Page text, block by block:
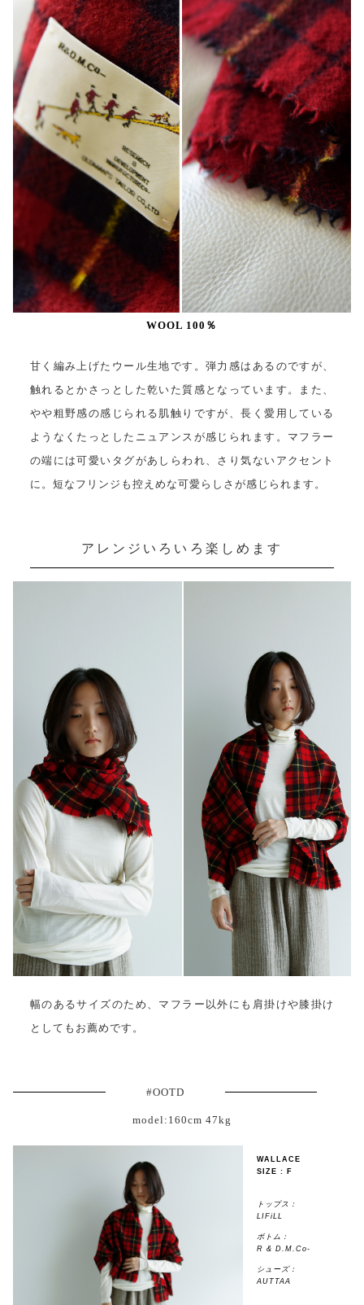
WOOL 100％
甘く編み上げたウール生地です。弾力感はあるのですが、
触れるとかさっとした乾いた質感となっています。また、
やや粗野感の感じられる肌触りですが、長く愛用している
ようなくたっとしたニュアンスが感じられます。マフラー
の端には可愛いタグがあしらわれ、さり気ないアクセント
に。短なフリンジも控えめな可愛らしさが感じられます。
アレンジいろいろ楽しめます
幅のあるサイズのため、マフラー以外にも肩掛けや膝掛け
としてもお薦めです。
#OOTD
model:160cm 47kg
WALLACE
SIZE : F
トップス：
LIFiLL
ボトム：
R & D.M.Co-
シューズ：
AUTTAA